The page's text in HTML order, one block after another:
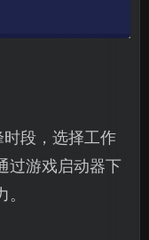
段，选择工作
过游戏启动器下